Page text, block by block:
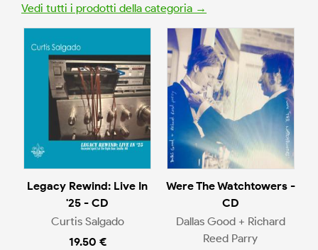
Vedi tutti i prodotti della categoria →
Legacy Rewind: Live In
'25 - CD
Curtis Salgado
19.50 €
Were The Watchtowers -
CD
Dallas Good + Richard
Reed Parry